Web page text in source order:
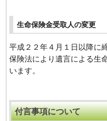
生命保険金受取人の変更
平成２２年４月１日以降に
保険法により遺言による生
います。
付言事項について